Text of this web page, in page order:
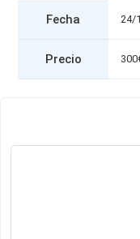
Fecha 24/
Precio